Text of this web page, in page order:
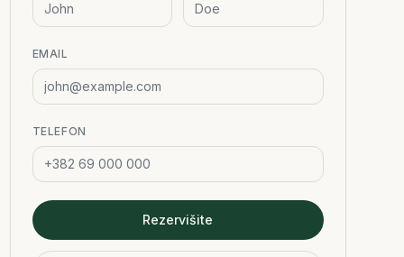
EMAIL
TELEFON
Rezervišite